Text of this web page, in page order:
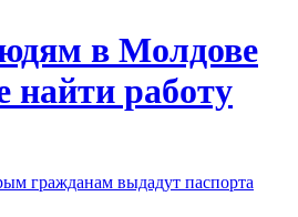
в Молдове
найти работу
гражданам выдадут паспорта